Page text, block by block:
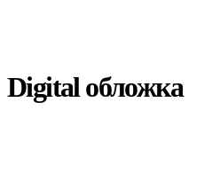
Digital обложка